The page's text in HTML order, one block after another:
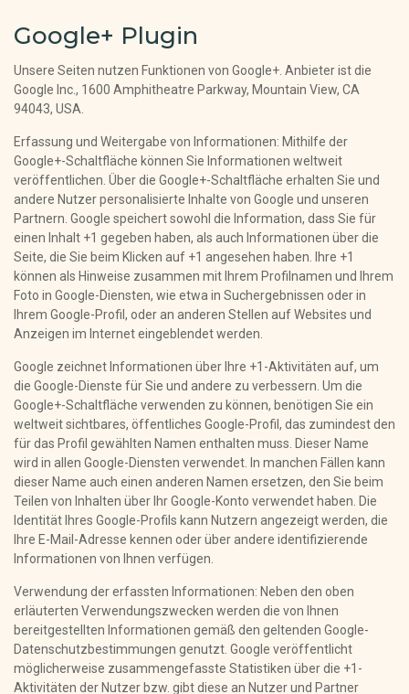
Google+ Plugin
Unsere Seiten nutzen Funktionen von Google+. Anbieter ist die
Google Inc., 1600 Amphitheatre Parkway, Mountain View, CA
94043, USA.
Erfassung und Weitergabe von Informationen: Mithilfe der
Google+-Schaltfläche können Sie Informationen weltweit
veröffentlichen. Über die Google+-Schaltfläche erhalten Sie und
andere Nutzer personalisierte Inhalte von Google und unseren
Partnern. Google speichert sowohl die Information, dass Sie für
einen Inhalt +1 gegeben haben, als auch Informationen über die
Seite, die Sie beim Klicken auf +1 angesehen haben. Ihre +1
können als Hinweise zusammen mit Ihrem Profilnamen und Ihrem
Foto in Google-Diensten, wie etwa in Suchergebnissen oder in
Ihrem Google-Profil, oder an anderen Stellen auf Websites und
Anzeigen im Internet eingeblendet werden.
Google zeichnet Informationen über Ihre +1-Aktivitäten auf, um
die Google-Dienste für Sie und andere zu verbessern. Um die
Google+-Schaltfläche verwenden zu können, benötigen Sie ein
weltweit sichtbares, öffentliches Google-Profil, das zumindest den
für das Profil gewählten Namen enthalten muss. Dieser Name
wird in allen Google-Diensten verwendet. In manchen Fällen kann
dieser Name auch einen anderen Namen ersetzen, den Sie beim
Teilen von Inhalten über Ihr Google-Konto verwendet haben. Die
Identität Ihres Google-Profils kann Nutzern angezeigt werden, die
Ihre E-Mail-Adresse kennen oder über andere identifizierende
Informationen von Ihnen verfügen.
Verwendung der erfassten Informationen: Neben den oben
erläuterten Verwendungszwecken werden die von Ihnen
bereitgestellten Informationen gemäß den geltenden Google-
Datenschutzbestimmungen genutzt. Google veröffentlicht
möglicherweise zusammengefasste Statistiken über die +1-
Aktivitäten der Nutzer bzw. gibt diese an Nutzer und Partner